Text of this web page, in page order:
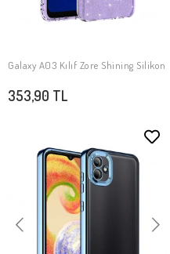
SEPETE EKLE
Galaxy A03 Kılıf Zore Shining Silikon
353,90 TL